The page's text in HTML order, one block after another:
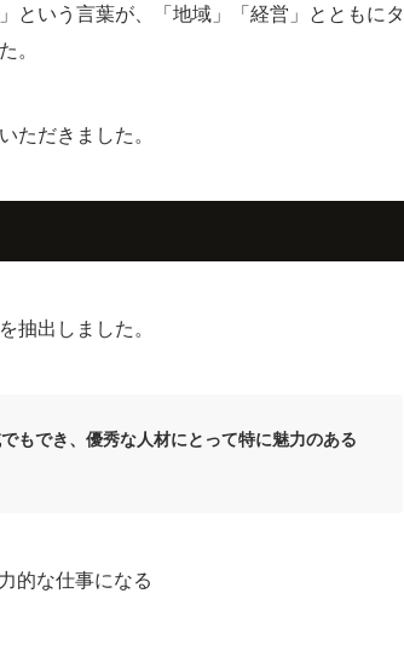
という言葉が、「地域」「経営」とともにタ
。
ただきました。
抽出しました。
もでき、優秀な人材にとって特に魅力のある
的な仕事になる